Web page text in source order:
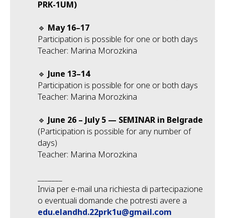
PRK-1UM)
🔹 May 16–17
Participation is possible for one or both days
Teacher: Marina Morozkina
🔹 June 13–14
Participation is possible for one or both days
Teacher: Marina Morozkina
🔹 June 26 – July 5 — SEMINAR in Belgrade
(Participation is possible for any number of
days)
Teacher: Marina Morozkina
Invia per e-mail una richiesta di partecipazione
o eventuali domande che potresti avere a
edu.elandhd.22prk1u@gmail.com